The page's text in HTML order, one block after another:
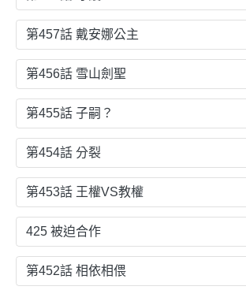
第457話 戴安娜公主
第456話 雪山劍聖
第455話 子嗣？
第454話 分裂
第453話 王權VS教權
425 被迫合作
第452話 相依相偎